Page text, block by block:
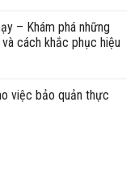
– Khám phá những
cách khắc phục hiệu
việc bảo quản thực